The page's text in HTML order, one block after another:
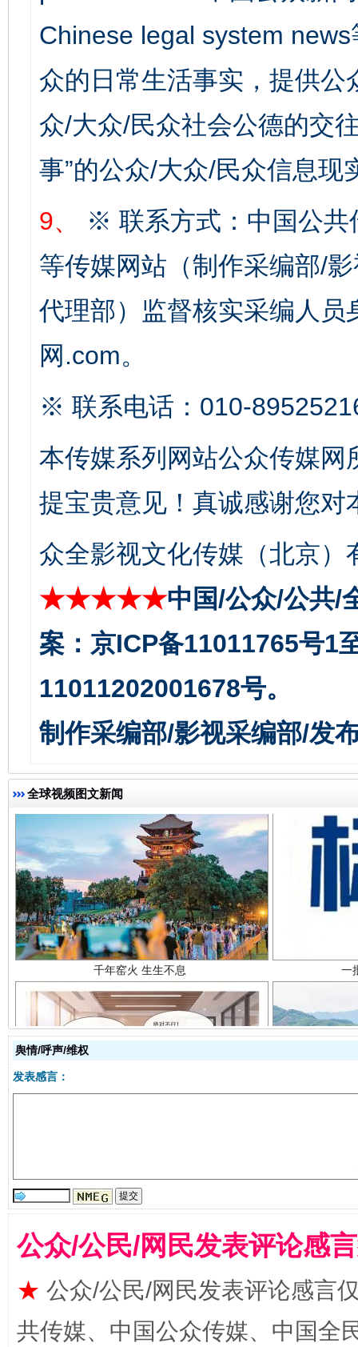
Chinese legal system
众的日常生活事实，提供
众/大众/民众社会公德的交
事”的公众/大众/民众信息现
9、
※ 联系方式：中国公共
等传媒网站（制作采编部/
代理部）监督核实采编人员
网.com。
※ 联系电话：010-
本传媒系列网站公众传媒
提宝贵意见！真诚感谢您
众全影视文化传媒（北京）
★★★★★中国/公众/公共/
案：京ICP备11011765号1
11011202001678号。
制作采编部/影视采编部/发
全球视频图文新闻
完善运行机制助力责任有效落实
东山县通报“牛蛙产品抗生素超标问题” 法
千年窑火 生生不息
受贿1.44亿！段成刚被判无期 从幼
舆情/呼声/维权
发表感言：
公众/公民/网民发表评论感
★ 公众/公民/网民发表评论感言
共传媒、中国公众传媒、中国全